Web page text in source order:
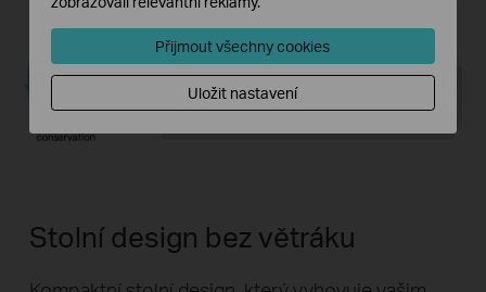
Stolní design bez větráku
Přijmout všechny cookies
Uložit nastavení